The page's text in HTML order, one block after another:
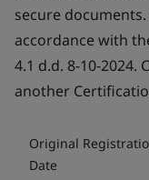
secure
accordance with
4.1 d.d. 8-10-2024.
another
Original
Date